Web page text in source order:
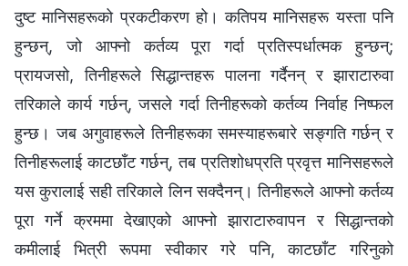
दुष्ट मानिसहरूको प्रकटीकरण हो। कतिपय मानिसहरू यस्ता पनि
हुन्छन्, जो आफ्नो कर्तव्य पूरा गर्दा प्रतिस्पर्धात्मक हुन्छन्;
प्रायजसो, तिनीहरूले सिद्धान्तहरू पालना गर्दैनन् र झाराटारुवा
तरिकाले कार्य गर्छन्, जसले गर्दा तिनीहरूको कर्तव्य निर्वाह निष्फल
हुन्छ। जब अगुवाहरूले तिनीहरूका समस्याहरूबारे सङ्गति गर्छन् र
तिनीहरूलाई काटछाँट गर्छन्, तब प्रतिशोधप्रति प्रवृत्त मानिसहरूले
यस कुरालाई सही तरिकाले लिन सक्दैनन्। तिनीहरूले आफ्नो कर्तव्य
पूरा गर्ने क्रममा देखाएको आफ्नो झाराटारुवापन र सिद्धान्तको
कमीलाई भित्री रूपमा स्वीकार गरे पनि, काटछाँट गरिनुको